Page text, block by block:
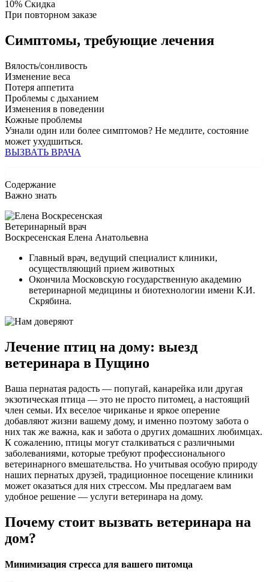
10% Скидка
При повторном заказе
Симптомы, требующие лечения
Вялость/сонливость
Изменение веса
Потеря аппетита
Проблемы с дыханием
Изменения в поведении
Кожные проблемы
Узнали один или более симптомов? Не медлите, состояние
может ухудшиться.
ВЫЗВАТЬ ВРАЧА
Содержание
Важно знать
Ветеринарный врач
Воскресенская Елена Анатольевна
Главный врач, ведущий специалист клиники,
осуществляющий прием животных
Окончила Московскую государственную академию
ветеринарной медицины и биотехнологии имени К.И.
Скрябина.
Лечение птиц на дому: выезд
ветеринара в Пущино
Ваша пернатая радость — попугай, канарейка или другая
экзотическая птица — это не просто питомец, а настоящий
член семьи. Их веселое чириканье и яркое оперение
добавляют жизни вашему дому, и именно поэтому забота о
них так же важна, как и забота о других домашних любимцах.
К сожалению, птицы могут сталкиваться с различными
заболеваниями, которые требуют профессионального
ветеринарного вмешательства. Но учитывая особую природу
наших пернатых друзей, традиционное посещение клиники
может оказаться для них стрессом. Мы предлагаем вам
удобное решение — услуги ветеринара на дому.
Почему стоит вызвать ветеринара на
дом?
Минимизация стресса для вашего питомца